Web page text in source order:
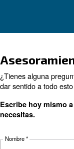
CONOZCA
la
Guía